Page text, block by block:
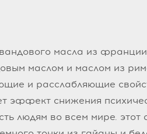
масла из
маслом и маслом из
и расслабляющие
эффект снижения
людям во всем мире.